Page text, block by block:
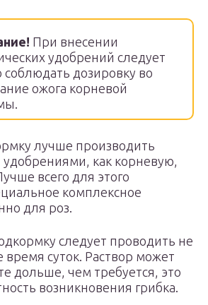
При внесении
удобрений следует
соблюдать дозировку во
ожога корневой
лучше производить
как корневую,
всего для этого
комплексное
для роз.
следует проводить не
время суток. Раствор может
дольше, чем требуется, это
возникновения грибка.